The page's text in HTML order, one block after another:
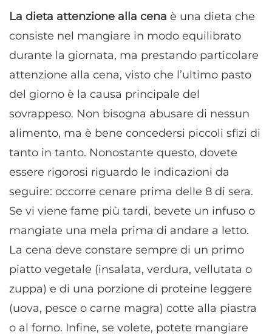
La dieta attenzione alla cena è una dieta che
consiste nel mangiare in modo equilibrato
durante la giornata, ma prestando particolare
attenzione alla cena, visto che l’ultimo pasto
del giorno è la causa principale del
sovrappeso. Non bisogna abusare di nessun
alimento, ma è bene concedersi piccoli sfizi di
tanto in tanto. Nonostante questo, dovete
essere rigorosi riguardo le indicazioni da
seguire: occorre cenare prima delle 8 di sera.
Se vi viene fame più tardi, bevete un infuso o
mangiate una mela prima di andare a letto.
La cena deve constare sempre di un primo
piatto vegetale (insalata, verdura, vellutata o
zuppa) e di una porzione di proteine leggere
(uova, pesce o carne magra) cotte alla piastra
o al forno. Infine, se volete, potete mangiare